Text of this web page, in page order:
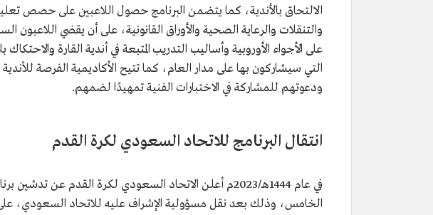
الالتحاق بالأندية، كما يتضمن البرنامج حصول اللاعبين على حصص
والتنقلات والرعاية الصحية والأوراق القانونية، على أن يقضي اللاعبون
على الأجواء الأوروبية وأساليب التدريب المتبعة في أندية القارة
التي سيشاركون بها على مدار العام، كما تتيح الأكاديمية الفرصة
ودعوتهم للمشاركة في الاختبارات الفنية تمهيدًا لضمهم.
انتقال البرنامج للاتحاد السعودي لكرة القدم
في عام 1444هـ/2023م أعلن الاتحاد السعودي لكرة القدم عن
الخامس، وذلك بعد نقل مسؤولية الإشراف عليه للاتحاد السعودي، على